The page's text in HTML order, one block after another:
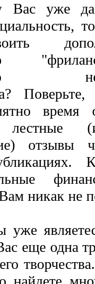
уже
время
лестные
отзывы
никак не
еще одна